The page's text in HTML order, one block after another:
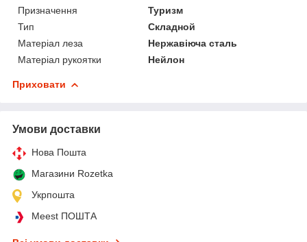
Призначення
Туризм
Тип
Складной
Матеріал леза
Нержавіюча сталь
Матеріал рукоятки
Нейлон
Приховати
Умови доставки
Нова Пошта
Магазини Rozetka
Укрпошта
Meest ПОШТА